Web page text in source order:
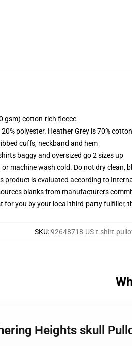
gsm) cotton-rich fleece
polyester. Heather Grey is 70%
cuffs, neckband and hem
baggy and oversized go 2 sizes up
machine wash cold. Do not dry clean,
product is evaluated according to
blanks from manufacturers
for you by your local third-party fulfiller,
SKU:92648718-US-t-shirt-
Heights skull